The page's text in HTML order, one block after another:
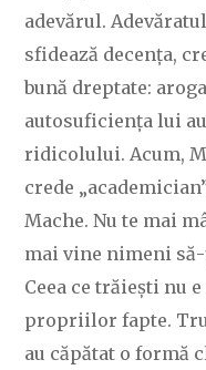
adevărul.
sfidează decența,
bună dreptate:
autosuficiența lui
ridicolului. Acum,
crede
Mache. Nu te mai
mai vine nimeni
Ceea ce trăiești nu
propriilor fapte.
au căpătat o formă